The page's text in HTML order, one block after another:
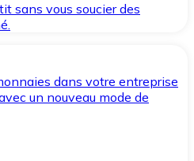
sans vous soucier des
dans votre entreprise
un nouveau mode de